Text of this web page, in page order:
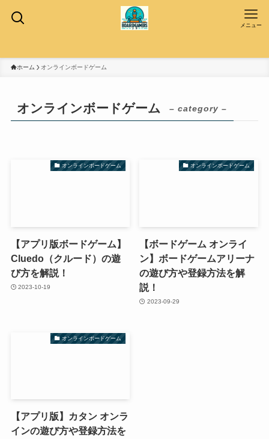
メニュー
ホーム オンラインボードゲーム
オンラインボードゲーム – category –
オンラインボードゲーム
【アプリ版ボードゲーム】
Cluedo（クルード）の遊
び方を解説！
2023-10-19
オンラインボードゲーム
【ボードゲーム オンライ
ン】ボードゲームアリーナ
の遊び方や登録方法を解
説！
2023-09-29
オンラインボードゲーム
【アプリ版】カタン オンラ
インの遊び方や登録方法を